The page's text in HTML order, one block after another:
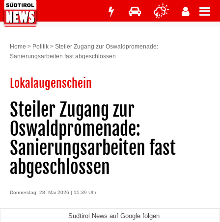
Home > Politik > Steiler Zugang zur Oswaldpromenade:
Sanierungsarbeiten fast abgeschlossen
Lokalaugenschein
Steiler Zugang zur
Oswaldpromenade:
Sanierungsarbeiten fast
abgeschlossen
Donnerstag, 28. Mai 2026 | 15:39 Uhr
Südtirol News auf Google folgen